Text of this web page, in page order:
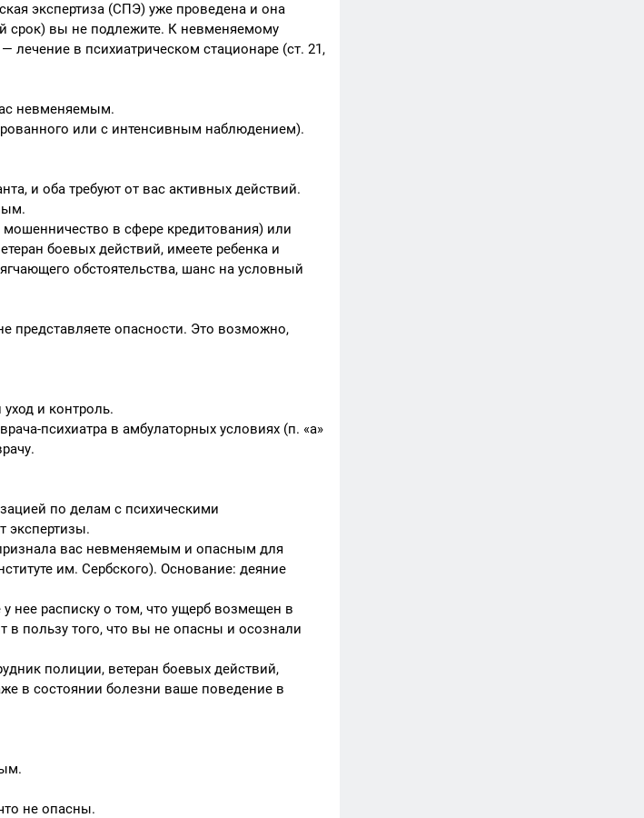
экспертиза (СПЭ) уже проведена и она
срок) вы не подлежите. К невменяемому
в психиатрическом стационаре (ст. 21,
невменяемым.
или с интенсивным наблюдением).
и оба требуют от вас активных действий.
в сфере кредитования) или
боевых действий, имеете ребенка и
обстоятельства, шанс на условный
представляете опасности. Это возможно,
и контроль.
психиатра в амбулаторных условиях (п. «а»
по делам с психическими
экспертизы.
вас невменяемым и опасным для
им. Сербского). Основание: деяние
нее расписку о том, что ущерб возмещен в
пользу того, что вы не опасны и осознали
полиции, ветеран боевых действий,
в состоянии болезни ваше поведение в
не опасны.